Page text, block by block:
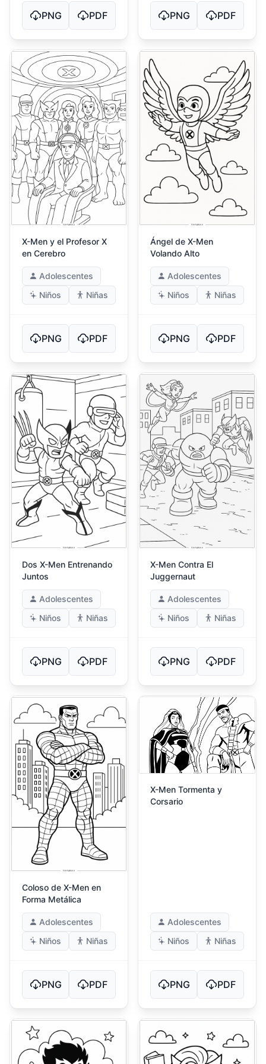
PNG PDF PNG PDF
X-Men y el Profesor X
en Cerebro
Adolescentes
Niños
Niñas
PNG PDF
Ángel de X-Men
Volando Alto
Adolescentes
Niños
Niñas
PNG PDF
Dos X-Men Entrenando
Juntos
Adolescentes
Niños
Niñas
PNG PDF
X-Men Contra El
Juggernaut
Adolescentes
Niños
Niñas
PNG PDF
Coloso de X-Men en
Forma Metálica
Adolescentes
Niños
Niñas
PNG PDF
X-Men Tormenta y
Corsario
Adolescentes
Niños
Niñas
PNG PDF